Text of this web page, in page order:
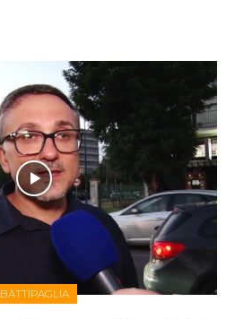
BATTIPAGLIA